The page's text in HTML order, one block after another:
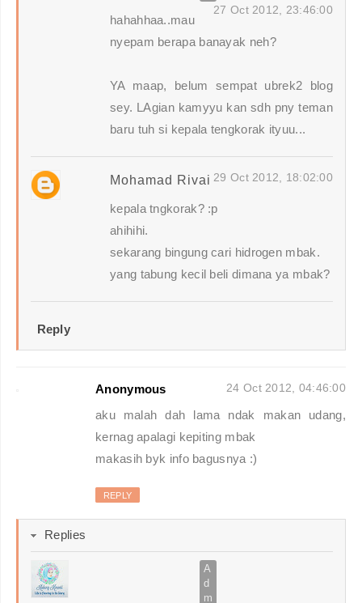
27 Oct 2012, 23:46:00
hahahhaa..mau
nyepam berapa banayak neh?
YA maap, belum sempat ubrek2 blog
sey. LAgian kamyyu kan sdh pny teman
baru tuh si kepala tengkorak ityuu...
Mohamad Rivai 29 Oct 2012, 18:02:00
kepala tngkorak? :p
ahihihi.
sekarang bingung cari hidrogen mbak.
yang tabung kecil beli dimana ya mbak?
Reply
Anonymous 24 Oct 2012, 04:46:00
aku malah dah lama ndak makan udang,
kernag apalagi kepiting mbak
makasih byk info bagusnya :)
REPLY
Replies